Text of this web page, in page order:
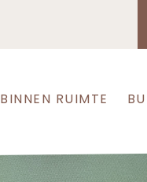
BINNEN RUIMTE